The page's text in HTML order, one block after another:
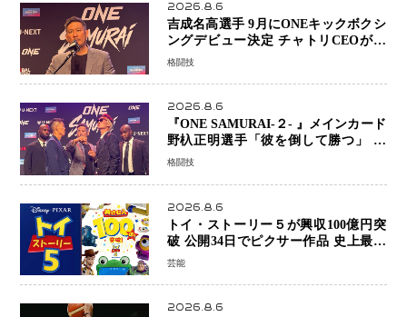
2026.8.6
吉成名高選手 9月にONEキックボクシ
ングデビュー決定 チャトリCEOがサ
プライズ発表 2カ月連続参戦へ
格闘技
2026.8.6
『ONE SAMURAI-２- 』メインカード
野杁正明選手「彼を倒して勝つ」 リ
ウ・メンヤンとの因縁に決着へ 再起
初戦
格闘技
2026.8.6
トイ・ストーリー５が興収100億円突
破 公開34日でピクサー作品 史上最速
日本歴代シリーズ最高更新も目前
芸能
2026.8.6